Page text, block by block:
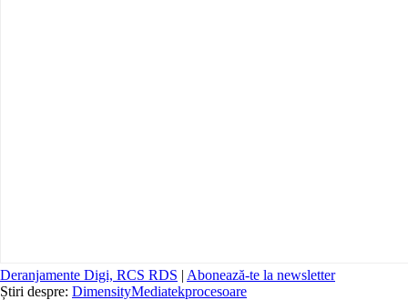
Deranjamente Digi, RCS RDS | Abonează-te la newsletter
Știri despre: DimensityMediatekprocesoare